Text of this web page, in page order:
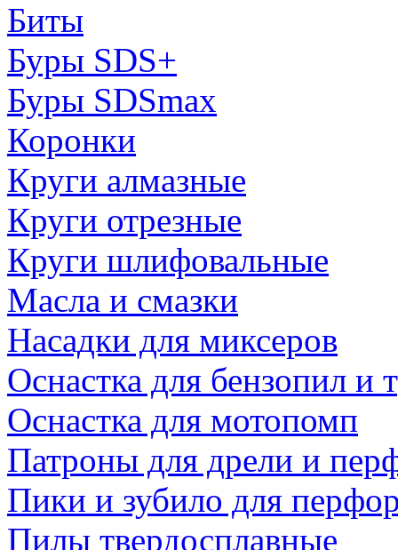
Биты
Буры SDS+
Буры SDSmax
Коронки
Круги алмазные
Круги отрезные
Круги шлифовальные
Масла и смазки
Насадки для миксеров
Оснастка для бензопил и
Оснастка для мотопомп
Патроны для дрели и
Пики и зубило для
Пилы твердосплавные